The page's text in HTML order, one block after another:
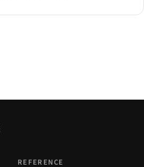
REFERENCE